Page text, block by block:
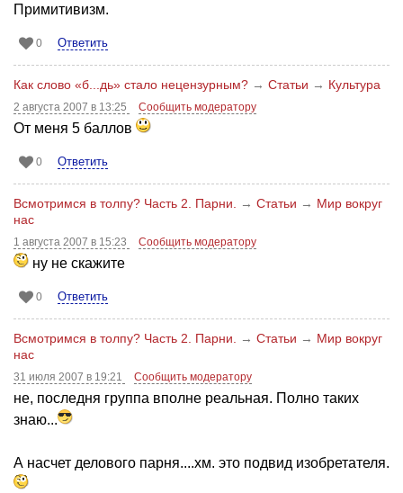
Примитивизм.
0 Ответить
Как слово «б...дь» стало нецензурным? → Статьи → Культура
2 августа 2007 в 13:25 Сообщить модератору
От меня 5 баллов
0 Ответить
Всмотримся в толпу? Часть 2. Парни. → Статьи → Мир вокруг
нас
1 августа 2007 в 15:23 Сообщить модератору
ну не скажите
0 Ответить
Всмотримся в толпу? Часть 2. Парни. → Статьи → Мир вокруг
нас
31 июля 2007 в 19:21 Сообщить модератору
не, последня группа вполне реальная. Полно таких
знаю...
А насчет делового парня....хм. это подвид изобретателя.